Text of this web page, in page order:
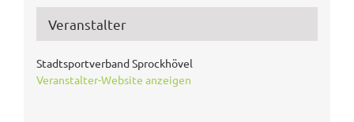
Veranstalter
Stadtsportverband Sprockhövel
Veranstalter-Website anzeigen